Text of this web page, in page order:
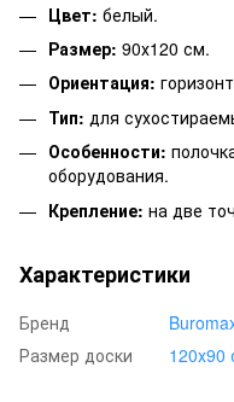
Цвет: белый.
Размер: 90х120 см.
Ориентация:
Тип: для
Особенности:
оборудования.
Крепление: на две
Характеристики
Бренд
Размер доски
120х90